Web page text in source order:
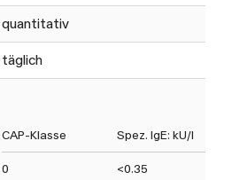
quantitativ
täglich
CAP-Klasse Spez. IgE: kU/l
0 <0.35